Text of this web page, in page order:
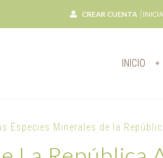
CREAR CUENTA
INICIO
Especies Minerales de la